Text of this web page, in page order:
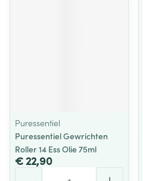
Puressentiel
Puressentiel Gewrichten
Roller 14 Ess Olie 75ml
€ 22,90